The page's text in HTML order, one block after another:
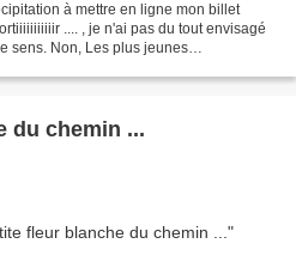
à mettre en ligne mon billet
.... , je n'ai pas du tout envisagé
sens. Non, Les plus jeunes
du chemin ...